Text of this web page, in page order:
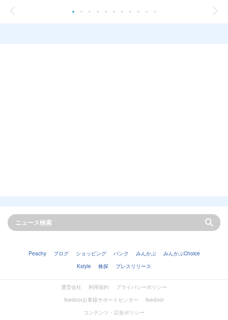
Peachy ブログ ショッピング バンク みんかぶ
みんかぶChoice
Kstyle
株探 プレスリリース
運営会社 利用規約
プライバシーポリシー
livedoorお客様サポートセンター
livedoor
コンテンツ・広告ポリシー